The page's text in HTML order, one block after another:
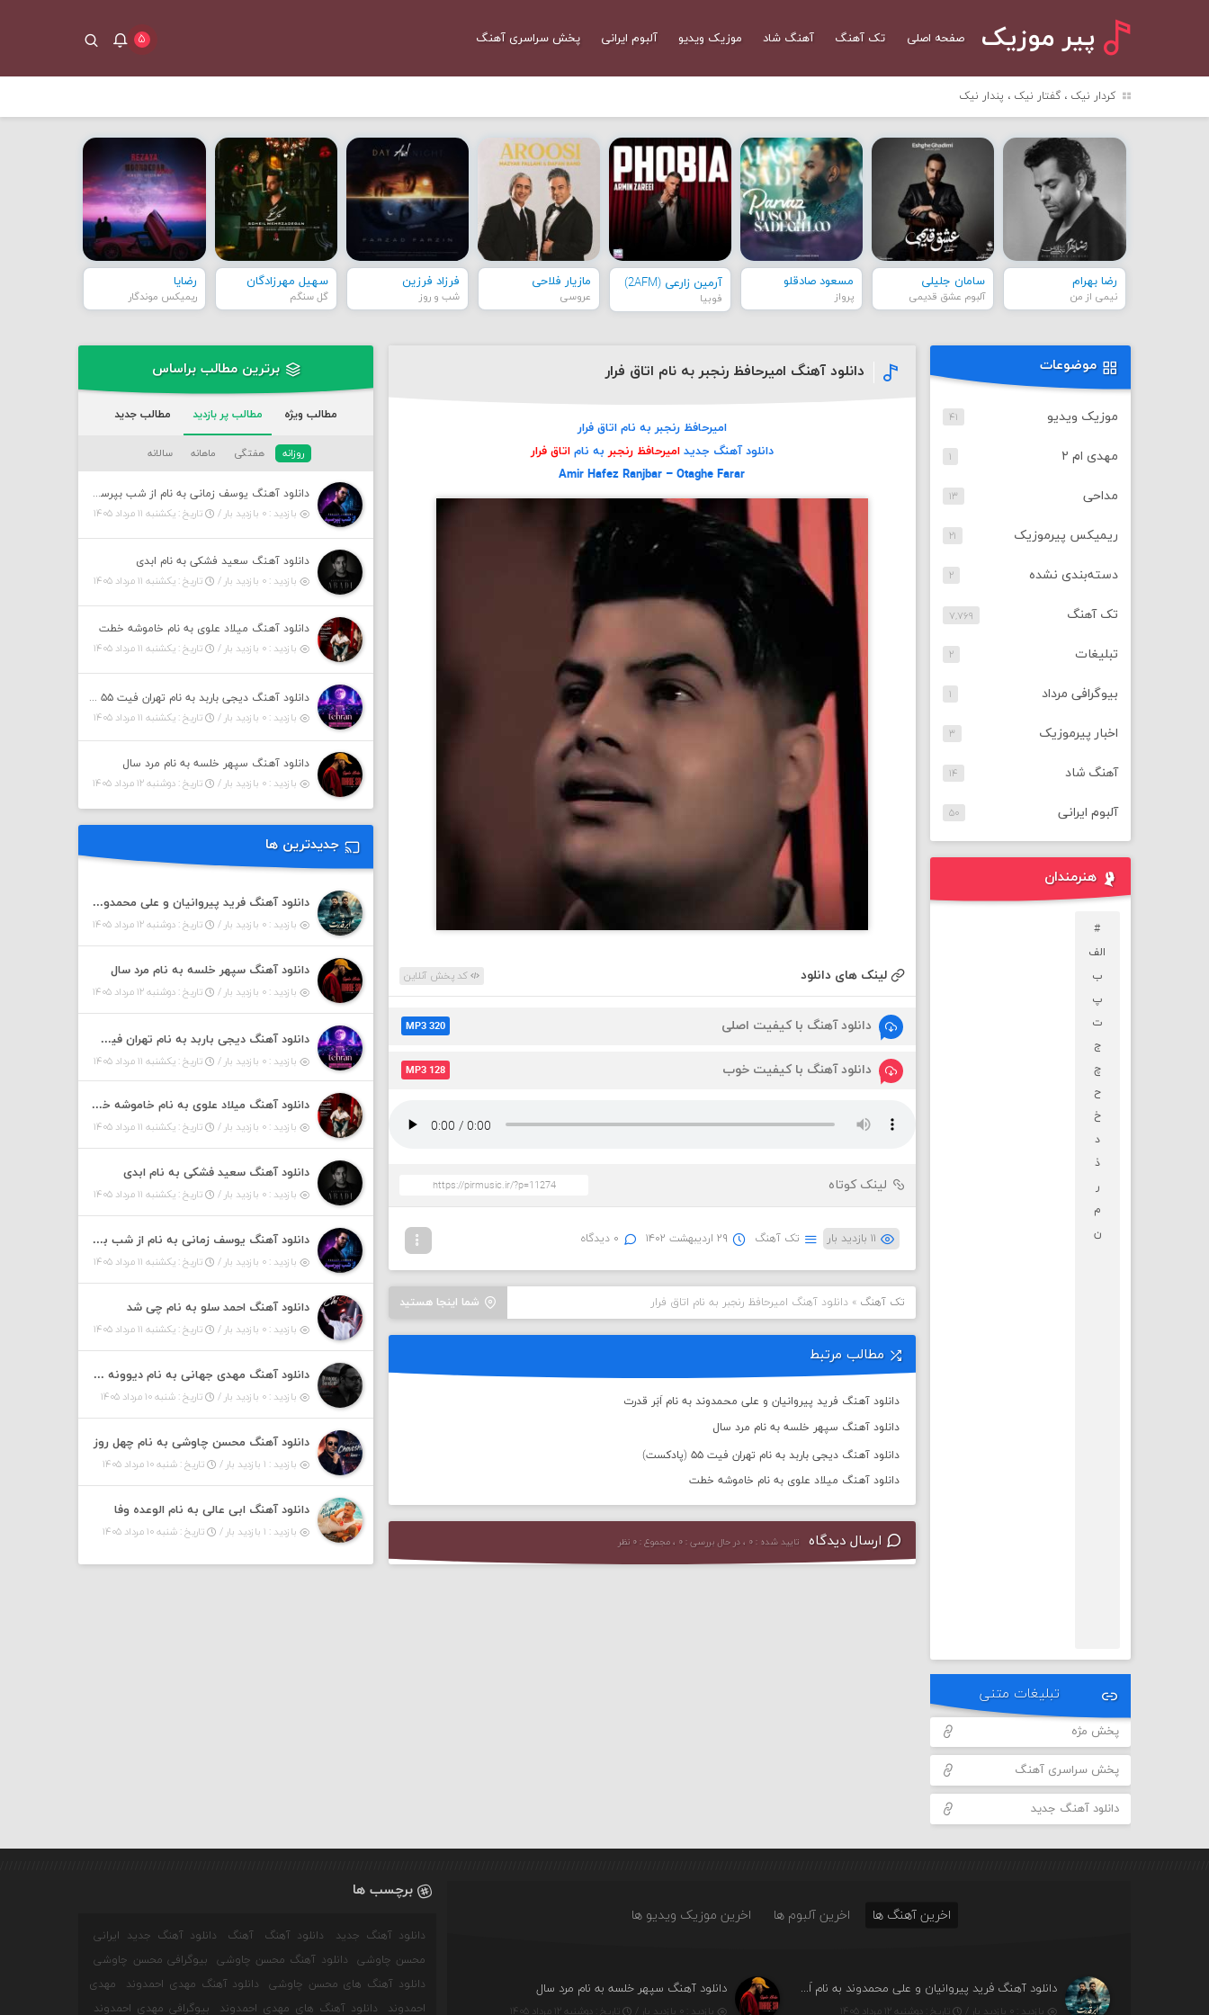
پیر موزیک صفحه اصلی تک آهنگ آهنگ شاد موزیک ویدیو آلبوم ایرانی پخش سراسری آهنگ ۵
کردار نیک ، گفتار نیک ، پندار نیک
رضا بهرام
نیمی از من
سامان جلیلی
آلبوم عشق قدیمی
مسعود صادقلو
پرواز
آرمین زارعی (2AFM)
فوبیا
مازیار فلاحی
عروسی
فرزاد فرزین
شب و روز
سهیل مهرزادگان
گل سنگم
رضایا
ریمیکس موندگار
دانلود آهنگ امیرحافظ رنجبر به نام اتاق فرار
امیرحافظ رنجبر به نام اتاق فرار
دانلود آهنگ جدید امیرحافظ رنجبر به ناماتاق فرار
Amir Hafez Ranjbar – Otaghe Farar
لینک های دانلود کد پخش آنلاین
دانلود آهنگ با کیفیت اصلی MP3 320
دانلود آهنگ با کیفیت خوب MP3 128
لینک کوتاه
۱۱ بازدید بار تک آهنگ ۲۹ اردیبهشت ۱۴۰۲ ۰ دیدگاه
شما اینجا هستید تک آهنگ »دانلود آهنگ امیرحافظ رنجبر به نام اتاق فرار
مطالب مرتبط
دانلود آهنگ فرید پیروانیان و علی محمدوند به نام اَبَر قدرت
دانلود آهنگ سپهر خلسه به نام مرد سال
دانلود آهنگ دیجی باربد به نام تهران فیت ۵۵ (پادکست)
دانلود آهنگ میلاد علوی به نام خاموشه خطت
ارسال دیدگاه تایید شده : ۰ ، در حال بررسی : ۰ ، مجموع : ۰ نظر
موضوعات
موزیک ویدیو ۴۱
مهدی ام ۲ ۱
مداحی ۱۳
ریمیکس پیرموزیک ۲۱
دسته‌بندی نشده ۲
تک آهنگ ۷,۷۶۹
تبلیغات ۲
بیوگرافی مرداد ۱
اخبار پیرموزیک ۳
آهنگ شاد ۱۴
آلبوم ایرانی ۵۰
هنرمندان
#
الف
ب
پ
ت
ج
چ
ح
خ
د
ذ
ر
م
ن
تبلیغات متنی
پخش مژه
پخش سراسری آهنگ
دانلود آهنگ جدید
برترین مطالب براساس
مطالب ویژه مطالب پر بازدید مطالب جدید
روزانه هفتگی ماهانه سالانه
دانلود آهنگ یوسف زمانی به نام از شب بپرسین میگه چه روزگاری دارم
بازدید : ۰ بازدید بار /
تاریخ : یکشنبه ۱۱ مرداد ۱۴۰۵
دانلود آهنگ سعید فشکی به نام ابدی
بازدید : ۰ بازدید بار /
تاریخ : یکشنبه ۱۱ مرداد ۱۴۰۵
دانلود آهنگ میلاد علوی به نام خاموشه خطت
بازدید : ۰ بازدید بار /
تاریخ : یکشنبه ۱۱ مرداد ۱۴۰۵
دانلود آهنگ دیجی باربد به نام تهران فیت ۵۵ (پادکست)
بازدید : ۰ بازدید بار /
تاریخ : یکشنبه ۱۱ مرداد ۱۴۰۵
دانلود آهنگ سپهر خلسه به نام مرد سال
بازدید : ۰ بازدید بار /
تاریخ : دوشنبه ۱۲ مرداد ۱۴۰۵
جدیدترین ها
دانلود آهنگ فرید پیروانیان و علی محمدوند به نام اَبَر قدرت
بازدید : ۰ بازدید بار / تاریخ : دوشنبه ۱۲ مرداد ۱۴۰۵
دانلود آهنگ سپهر خلسه به نام مرد سال
بازدید : ۰ بازدید بار / تاریخ : دوشنبه ۱۲ مرداد ۱۴۰۵
دانلود آهنگ دیجی باربد به نام تهران فیت ۵۵ (پادکست)
بازدید : ۰ بازدید بار / تاریخ : یکشنبه ۱۱ مرداد ۱۴۰۵
دانلود آهنگ میلاد علوی به نام خاموشه خطت
بازدید : ۰ بازدید بار / تاریخ : یکشنبه ۱۱ مرداد ۱۴۰۵
دانلود آهنگ سعید فشکی به نام ابدی
بازدید : ۰ بازدید بار / تاریخ : یکشنبه ۱۱ مرداد ۱۴۰۵
دانلود آهنگ یوسف زمانی به نام از شب بپرسین میگه چه روزگاری دارم
بازدید : ۰ بازدید بار / تاریخ : یکشنبه ۱۱ مرداد ۱۴۰۵
دانلود آهنگ احمد سلو به نام چی شد
بازدید : ۰ بازدید بار / تاریخ : یکشنبه ۱۱ مرداد ۱۴۰۵
دانلود آهنگ مهدی جهانی به نام دیوونه بودم
بازدید : ۰ بازدید بار / تاریخ : شنبه ۱۰ مرداد ۱۴۰۵
دانلود آهنگ محسن چاوشی به نام چهل روز
بازدید : ۱ بازدید بار / تاریخ : شنبه ۱۰ مرداد ۱۴۰۵
دانلود آهنگ ابی عالی به نام الوعده وفا
بازدید : ۱ بازدید بار / تاریخ : شنبه ۱۰ مرداد ۱۴۰۵
اخرین آهنگ ها اخرین آلبوم ها اخرین موزیک ویدیو ها
دانلود آهنگ فرید پیروانیان و علی محمدوند به نام اَبَر قدرت
بازدید : ۰ بازدید بار / تاریخ : دوشنبه ۱۲ مرداد ۱۴۰۵
دانلود آهنگ سپهر خلسه به نام مرد سال
بازدید : ۰ بازدید بار / تاریخ : دوشنبه ۱۲ مرداد ۱۴۰۵
برچسب ها
دانلود آهنگ جدید دانلود آهنگ آهنگ
دانلود آهنگ جدید ایرانی
محسن چاوشی
دانلود آهنگ محسن چاوشی
بیوگرافی محسن چاوشی
دانلود آهنگ های محسن چاوشی
دانلود آهنگ مهدی احمدوند
مهدی
احمدوند
دانلود آهنگ های مهدی احمدوند بیوگرافی مهدی احمدوند